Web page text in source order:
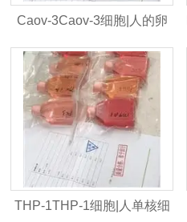
Caov-3Caov-3细胞|人的卵
巢癌|STR入库
THP-1THP-1细胞|人单核细